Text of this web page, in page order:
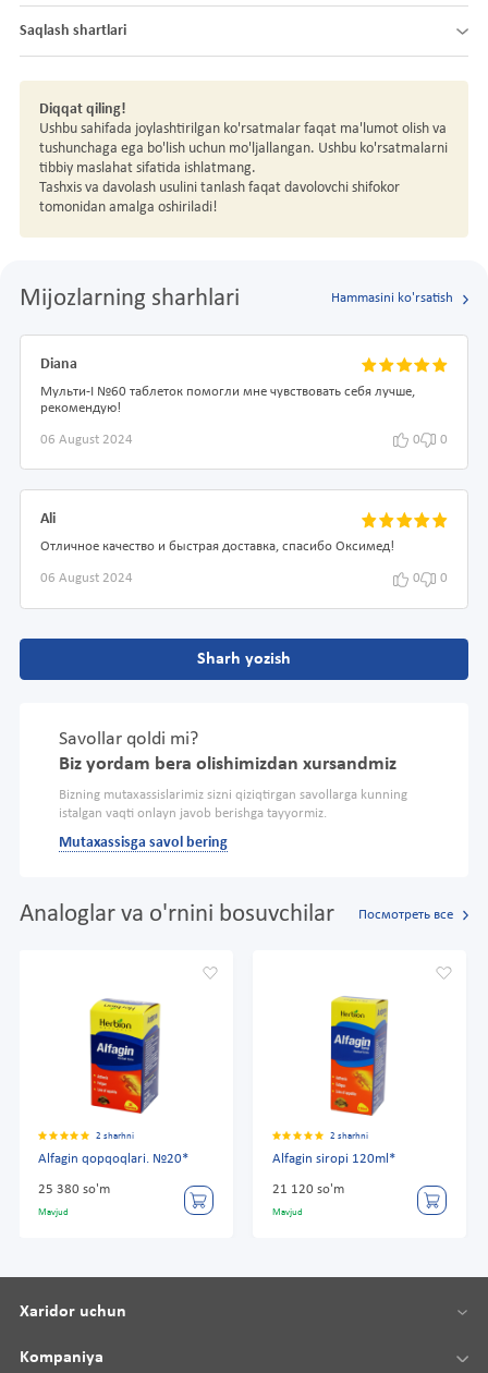
Saqlash shartlari
Diqqat qiling!
Ushbu sahifada joylashtirilgan ko'rsatmalar faqat ma'lumot olish va
tushunchaga ega bo'lish uchun mo'ljallangan. Ushbu ko'rsatmalarni
tibbiy maslahat sifatida ishlatmang.
Tashxis va davolash usulini tanlash faqat davolovchi shifokor
tomonidan amalga oshiriladi!
Mijozlarning sharhlari Hammasini ko'rsatish
Diana
Мульти-I №60 таблеток помогли мне чувствовать себя лучше,
рекомендую!
06 August 2024 0 0
Ali
Отличное качество и быстрая доставка, спасибо Оксимед!
06 August 2024 0 0
Sharh yozish
Savollar qoldi mi?
Biz yordam bera olishimizdan xursandmiz
Bizning mutaxassislarimiz sizni qiziqtirgan savollarga kunning
istalgan vaqti onlayn javob berishga tayyormiz.
Mutaxassisga savol bering
Analoglar va o'rnini bosuvchilar Посмотреть все
2 sharhni
Alfagin qopqoqlari. №20*
25 380 so'm
Mavjud
2 sharhni
Alfagin siropi 120ml*
21 120 so'm
Mavjud
Xaridor uchun
Kompaniya